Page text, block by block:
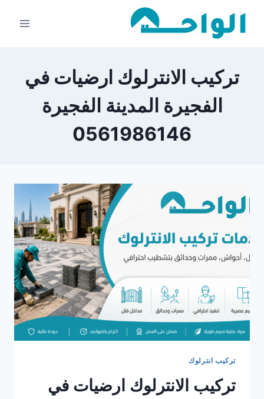
تركيب الانترلوك ارضيات في
الفجيرة المدينة الفجيرة
0561986146
تركيب انترلوك
تركيب الانترلوك ارضيات في